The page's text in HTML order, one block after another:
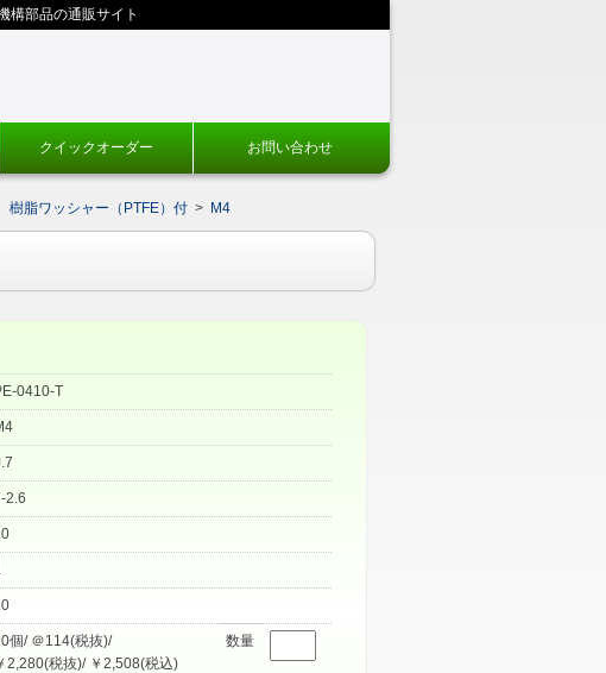
構部品の通販サイト
クイックオーダー お問い合わせ
脂ワッシャー（PTFE）付 > M4
0410-T
2.6
個/ ＠114(税抜)/
2,280(税抜)/ ￥2,508(税込)
数量